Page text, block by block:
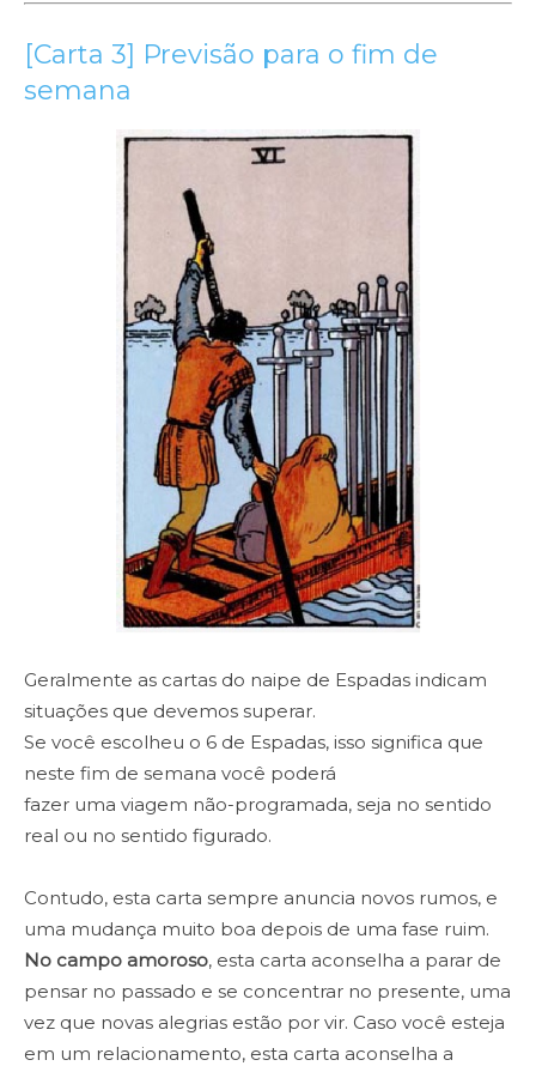
[Carta 3] Previsão para o fim de
semana
Geralmente as cartas do naipe de Espadas indicam
situações que devemos superar.
Se você escolheu o 6 de Espadas, isso significa que
neste fim de semana você poderá
fazer uma viagem não-programada, seja no sentido
real ou no sentido figurado.
Contudo, esta carta sempre anuncia novos rumos, e
uma mudança muito boa depois de uma fase ruim.
No campo amoroso, esta carta aconselha a parar de
pensar no passado e se concentrar no presente, uma
vez que novas alegrias estão por vir. Caso você esteja
em um relacionamento, esta carta aconselha a